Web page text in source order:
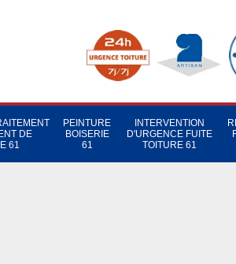
DE
61
PEINTURE
BOISERIE
61
INTERVENTION
D'URGENCE FUITE
TOITURE 61